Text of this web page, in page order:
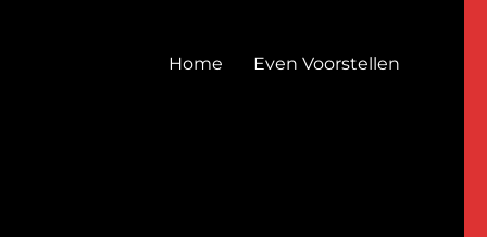
Home Even Voorstellen